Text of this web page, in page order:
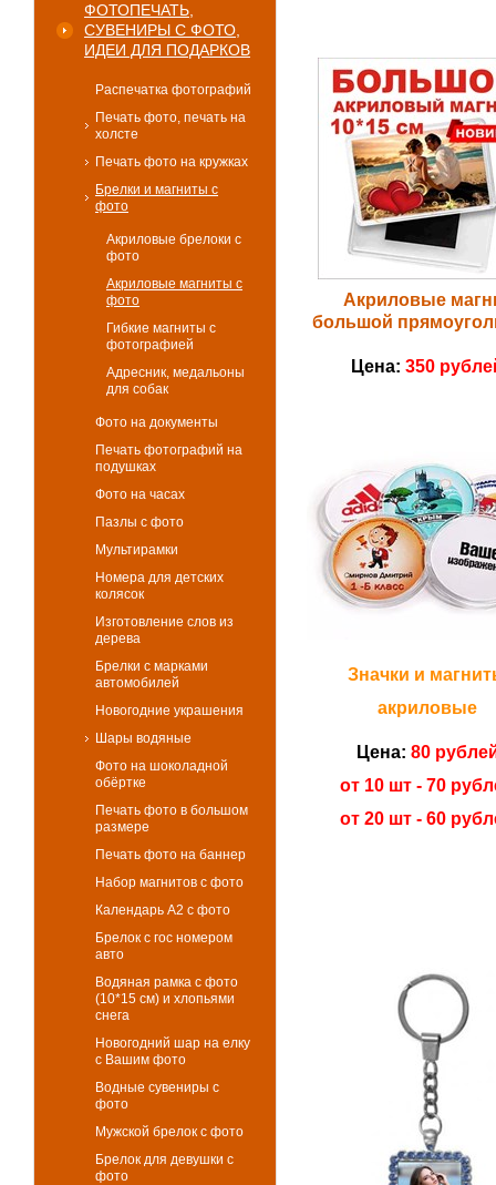
ФОТОПЕЧАТЬ,
СУВЕНИРЫ С ФОТО,
ИДЕИ ДЛЯ ПОДАРКОВ
Распечатка фотографий
Печать фото, печать на
холсте
Печать фото на кружках
Брелки и магниты с
фото
Акриловые брелоки с
фото
Акриловые магниты с
фото
Гибкие магниты с
фотографией
Адресник, медальоны
для собак
Фото на документы
Печать фотографий на
подушках
Фото на часах
Пазлы с фото
Мультирамки
Номера для детских
колясок
Изготовление слов из
дерева
Брелки с марками
автомобилей
Новогодние украшения
Шары водяные
Фото на шоколадной
обёртке
Печать фото в большом
размере
Печать фото на баннер
Набор магнитов с фото
Календарь А2 с фото
Брелок с гос номером
авто
Водяная рамка с фото
(10*15 см) и хлопьями
снега
Новогодний шар на елку
с Вашим фото
Водные сувениры с
фото
Мужской брелок с фото
Брелок для девушки с
фото
Акриловые
большой
Цена:350
Значки и
акриловые
Цена: 80
от 10 шт - 70
от 20 шт - 60